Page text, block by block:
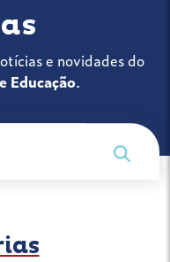
e novidades do
Educação.